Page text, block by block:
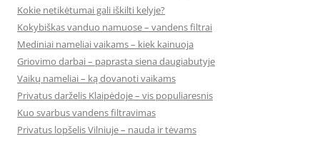
Kokie netikėtumai gali iškilti kelyje?
Kokybiškas vanduo namuose – vandens filtrai
Mediniai nameliai vaikams – kiek kainuoja
Griovimo darbai – paprasta siena daugiabutyje
Vaikų nameliai – ką dovanoti vaikams
Privatus darželis Klaipėdoje – vis populiaresnis
Kuo svarbus vandens filtravimas
Privatus lopšelis Vilniuje – nauda ir tėvams